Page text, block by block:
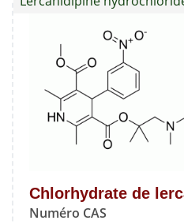
Chlorhydrate de
Numéro CAS